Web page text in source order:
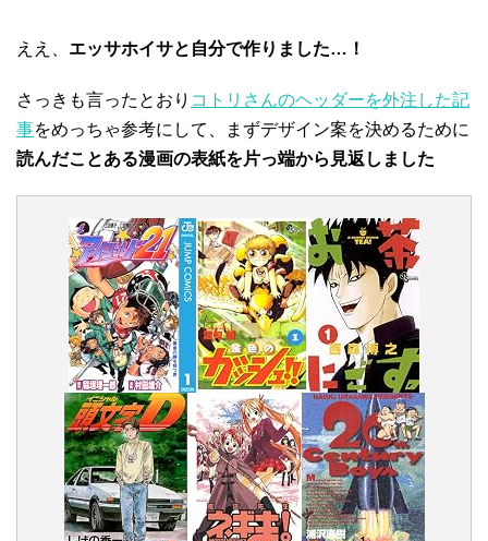
ええ、 エッサホイサと自分で作りました…！
さっきも言ったとおり コトリさんのヘッダーを外注した記
事をめっちゃ参考にして、まずデザイン案を決めるために
読んだことある漫画の表紙を片っ端から見返しました